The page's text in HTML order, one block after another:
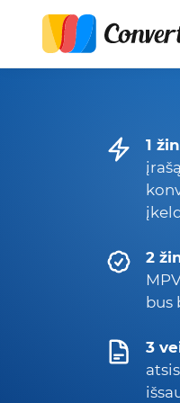
1
2
bus
3